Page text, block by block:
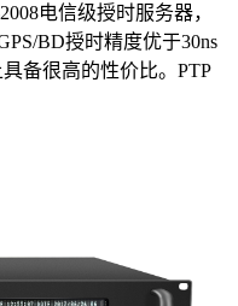
电信级授时服务器，
BD授时精度优于30ns
备很高的性价比。PTP